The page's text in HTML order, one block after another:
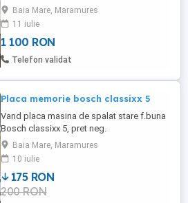
Program scurt de spălare 30 min Stare
foarte bună de funcționare Se ofera
garantie și transport la cerere Baia Mare
Baia Mare, Maramures
11 iulie
1 100 RON
Telefon validat
Placa memorie bosch classixx 5
Vand placa masina de spalat stare f.buna
Bosch classixx 5, pret neg.
Baia Mare, Maramures
10 iulie
175 RON
200 RON